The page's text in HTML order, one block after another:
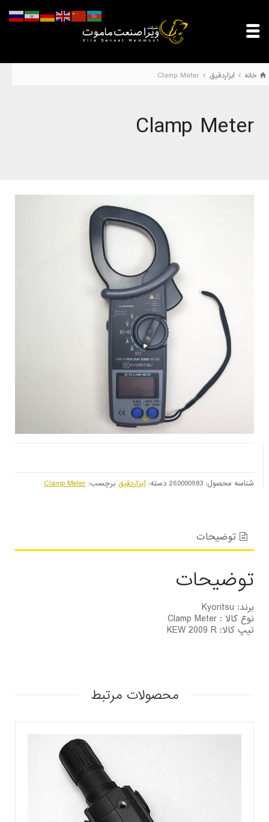
خانه ابزاردقیق Clamp Meter
Clamp Meter
شناسه محصول: 260000983 دسته: ابزاردقیق برچسب: Clamp Meter
توضیحات
توضیحات
برند: Kyoritsu
نوع کالا : Clamp Meter
تیپ کالا: KEW 2009 R
محصولات مرتبط